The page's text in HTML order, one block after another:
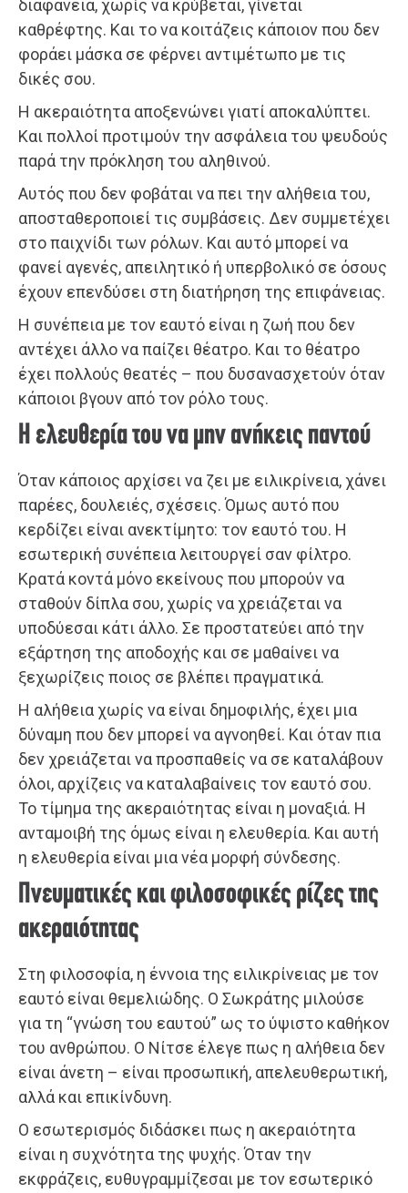
διαφάνεια, χωρίς να κρύβεται, γίνεται
καθρέφτης. Και το να κοιτάζεις κάποιον που δεν
φοράει μάσκα σε φέρνει αντιμέτωπο με τις
δικές σου.
Η ακεραιότητα αποξενώνει γιατί αποκαλύπτει.
Και πολλοί προτιμούν την ασφάλεια του ψευδούς
παρά την πρόκληση του αληθινού.
Αυτός που δεν φοβάται να πει την αλήθεια του,
αποσταθεροποιεί τις συμβάσεις. Δεν συμμετέχει
στο παιχνίδι των ρόλων. Και αυτό μπορεί να
φανεί αγενές, απειλητικό ή υπερβολικό σε όσους
έχουν επενδύσει στη διατήρηση της επιφάνειας.
Η συνέπεια με τον εαυτό είναι η ζωή που δεν
αντέχει άλλο να παίζει θέατρο. Και το θέατρο
έχει πολλούς θεατές – που δυσανασχετούν όταν
κάποιοι βγουν από τον ρόλο τους.
Η ελευθερία του να μην ανήκεις παντού
Όταν κάποιος αρχίσει να ζει με ειλικρίνεια, χάνει
παρέες, δουλειές, σχέσεις. Όμως αυτό που
κερδίζει είναι ανεκτίμητο: τον εαυτό του. Η
εσωτερική συνέπεια λειτουργεί σαν φίλτρο.
Κρατά κοντά μόνο εκείνους που μπορούν να
σταθούν δίπλα σου, χωρίς να χρειάζεται να
υποδύεσαι κάτι άλλο. Σε προστατεύει από την
εξάρτηση της αποδοχής και σε μαθαίνει να
ξεχωρίζεις ποιος σε βλέπει πραγματικά.
Η αλήθεια χωρίς να είναι δημοφιλής, έχει μια
δύναμη που δεν μπορεί να αγνοηθεί. Και όταν πια
δεν χρειάζεται να προσπαθείς να σε καταλάβουν
όλοι, αρχίζεις να καταλαβαίνεις τον εαυτό σου.
Το τίμημα της ακεραιότητας είναι η μοναξιά. Η
ανταμοιβή της όμως είναι η ελευθερία. Και αυτή
η ελευθερία είναι μια νέα μορφή σύνδεσης.
Πνευματικές και φιλοσοφικές ρίζες της
ακεραιότητας
Στη φιλοσοφία, η έννοια της ειλικρίνειας με τον
εαυτό είναι θεμελιώδης. Ο Σωκράτης μιλούσε
για τη “γνώση του εαυτού” ως το ύψιστο καθήκον
του ανθρώπου. Ο Νίτσε έλεγε πως η αλήθεια δεν
είναι άνετη – είναι προσωπική, απελευθερωτική,
αλλά και επικίνδυνη.
Ο εσωτερισμός διδάσκει πως η ακεραιότητα
είναι η συχνότητα της ψυχής. Όταν την
εκφράζεις, ευθυγραμμίζεσαι με τον εσωτερικό